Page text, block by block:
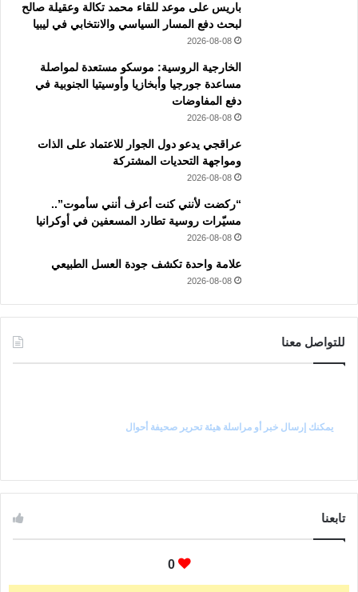
باريس على موعد للقاء محمد تكالة وعقيلة صالح
لبحث دفع المسار السياسي والانتخابي في ليبيا
2026-08-08
الخارجية الروسية: موسكو مستعدة لمواصلة
مساعدة جورجيا وأبخازيا وأوسيتيا الجنوبية في
دفع المفاوضات
2026-08-08
عراقجي يدعو دول الجوار للاعتماد على الذات
ومواجهة التحديات المشتركة
2026-08-08
“ركضت لأنني كنت أعرف أنني سأموت”..
مسيّرات روسية تطارد المسعفين في أوكرانيا
2026-08-08
علامة واحدة تكشف جودة العسل الطبيعي
2026-08-08
للتواصل معنا
يمكنك إرسال خبر أو مراسلة هيئة تحرير صحيفة أحوال
تابعنا
0